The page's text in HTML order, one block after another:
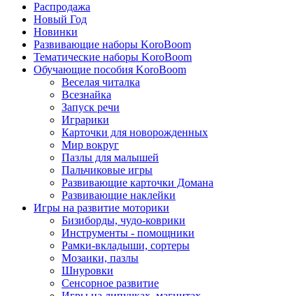
Распродажа
Новый Год
Новинки
Развивающие наборы KoroBoom
Тематические наборы KoroBoom
Обучающие пособия KoroBoom
Веселая читалка
Всезнайка
Запуск речи
Играрики
Карточки для новорожденных
Мир вокруг
Пазлы для малышей
Пальчиковые игры
Развивающие карточки Домана
Развивающие наклейки
Игры на развитие моторики
Бизиборды, чудо-коврики
Инструменты - помощники
Рамки-вкладыши, сортеры
Мозаики, пазлы
Шнуровки
Сенсорное развитие